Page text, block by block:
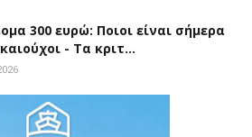
300 ευρώ: Ποιοι είναι σήμερα
- Τα κριτ…